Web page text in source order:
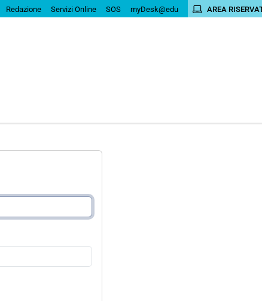
Redazione Servizi Online SOS myDesk@edu AREA